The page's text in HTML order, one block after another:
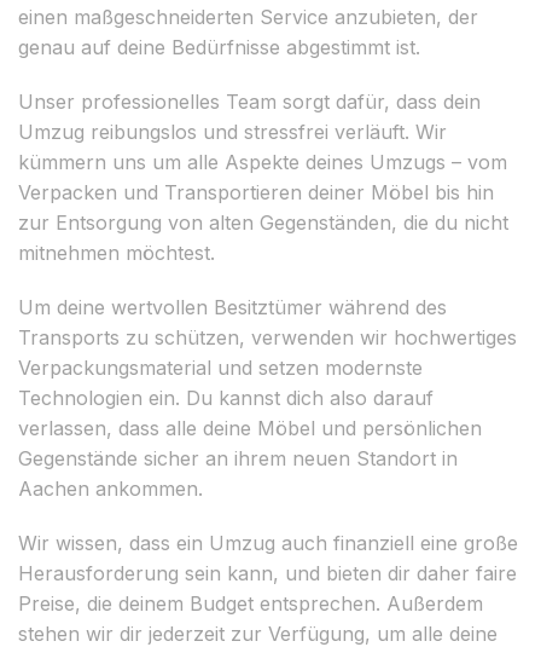
einen maßgeschneiderten Service anzubieten, der
genau auf deine Bedürfnisse abgestimmt ist.
Unser professionelles Team sorgt dafür, dass dein
Umzug reibungslos und stressfrei verläuft. Wir
kümmern uns um alle Aspekte deines Umzugs – vom
Verpacken und Transportieren deiner Möbel bis hin
zur Entsorgung von alten Gegenständen, die du nicht
mitnehmen möchtest.
Um deine wertvollen Besitztümer während des
Transports zu schützen, verwenden wir hochwertiges
Verpackungsmaterial und setzen modernste
Technologien ein. Du kannst dich also darauf
verlassen, dass alle deine Möbel und persönlichen
Gegenstände sicher an ihrem neuen Standort in
Aachen ankommen.
Wir wissen, dass ein Umzug auch finanziell eine große
Herausforderung sein kann, und bieten dir daher faire
Preise, die deinem Budget entsprechen. Außerdem
stehen wir dir jederzeit zur Verfügung, um alle deine